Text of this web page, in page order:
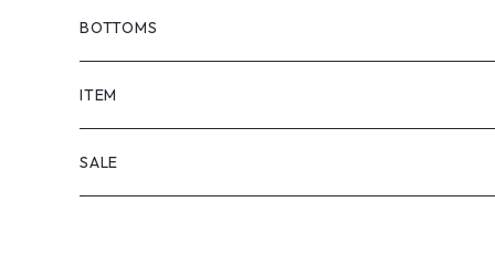
BOTTOMS
SHORTS
PANTS
ITEM
SALE